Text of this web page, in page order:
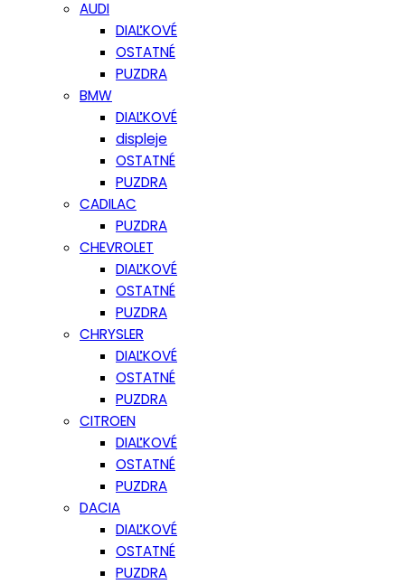
AUDI
DIAĽKOVÉ
OSTATNÉ
PUZDRA
BMW
DIAĽKOVÉ
displeje
OSTATNÉ
PUZDRA
CADILAC
PUZDRA
CHEVROLET
DIAĽKOVÉ
OSTATNÉ
PUZDRA
CHRYSLER
DIAĽKOVÉ
OSTATNÉ
PUZDRA
CITROEN
DIAĽKOVÉ
OSTATNÉ
PUZDRA
DACIA
DIAĽKOVÉ
OSTATNÉ
PUZDRA